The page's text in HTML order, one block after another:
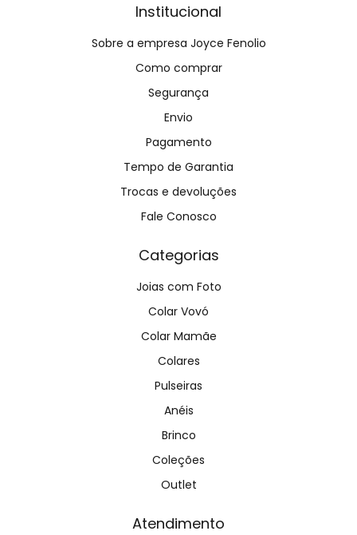
Institucional
Sobre a empresa Joyce Fenolio
Como comprar
Segurança
Envio
Pagamento
Tempo de Garantia
Trocas e devoluções
Fale Conosco
Categorias
Joias com Foto
Colar Vovó
Colar Mamãe
Colares
Pulseiras
Anéis
Brinco
Coleções
Outlet
Atendimento